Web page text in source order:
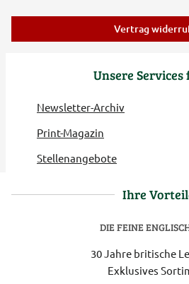
Unsere Services
Newsletter-Archiv
Print-Magazin
Stellenangebote
Vertrag
Ihre
DIE FEINE
30 Jahre britische
Exklusives